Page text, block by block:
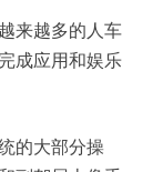
来越多的人车
成应用和娱乐
的大部分操